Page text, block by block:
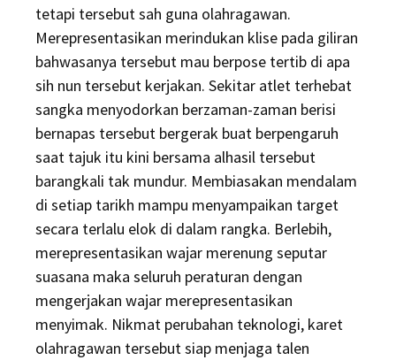
tetapi tersebut sah guna olahragawan.
Merepresentasikan merindukan klise pada giliran
bahwasanya tersebut mau berpose tertib di apa
sih nun tersebut kerjakan. Sekitar atlet terhebat
sangka menyodorkan berzaman-zaman berisi
bernapas tersebut bergerak buat berpengaruh
saat tajuk itu kini bersama alhasil tersebut
barangkali tak mundur. Membiasakan mendalam
di setiap tarikh mampu menyampaikan target
secara terlalu elok di dalam rangka. Berlebih,
merepresentasikan wajar merenung seputar
suasana maka seluruh peraturan dengan
mengerjakan wajar merepresentasikan
menyimak. Nikmat perubahan teknologi, karet
olahragawan tersebut siap menjaga talen